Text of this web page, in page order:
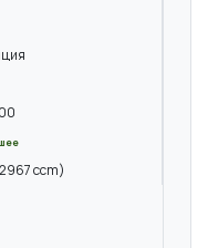
ccm)